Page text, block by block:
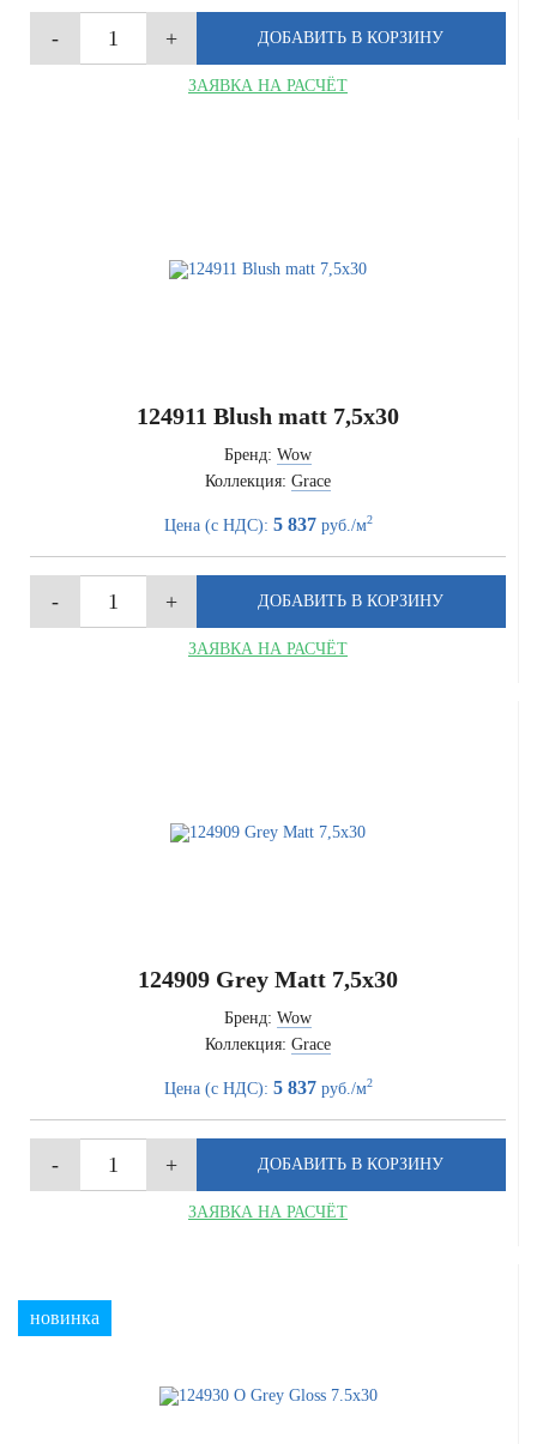
ЗАЯВКА НА РАСЧЁТ
124911 Blush matt 7,5x30
Бренд: Wow
Коллекция: Grace
Цена (с НДС): 5 837руб./м2
ЗАЯВКА НА РАСЧЁТ
124909 Grey Matt 7,5x30
Бренд: Wow
Коллекция: Grace
Цена (с НДС): 5 837руб./м2
ЗАЯВКА НА РАСЧЁТ
новинка